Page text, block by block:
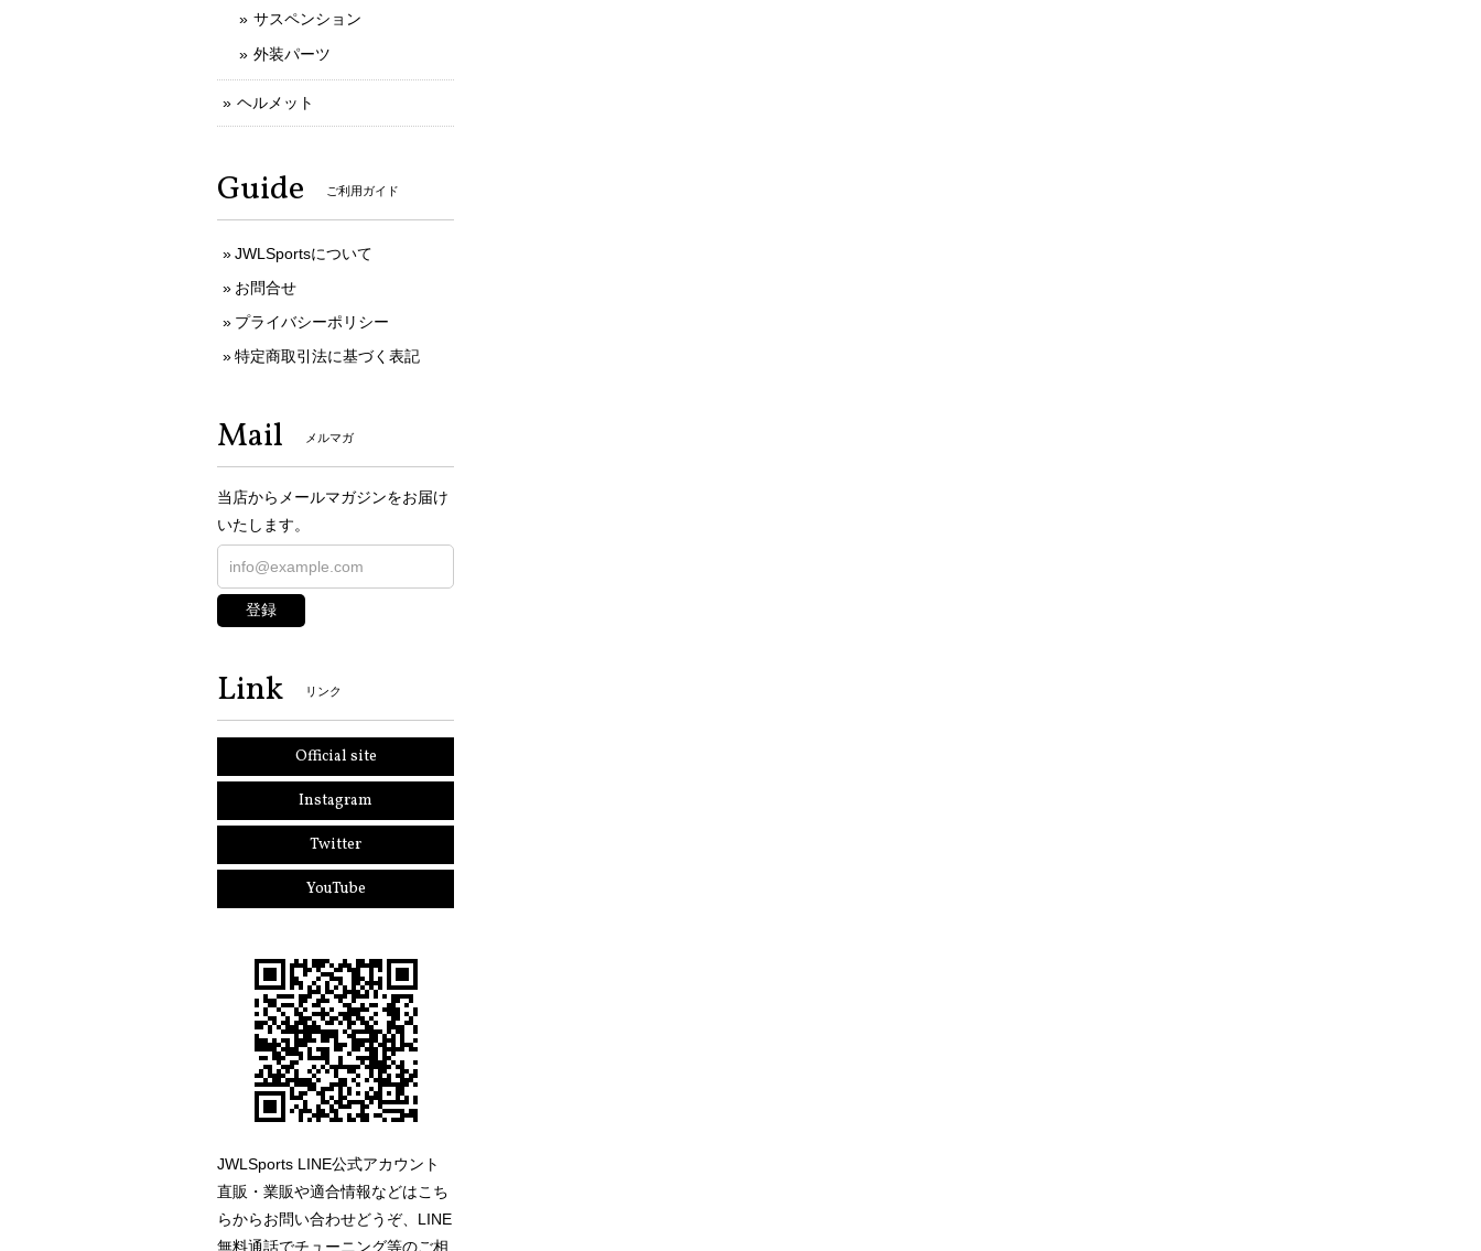
サスペンション
外装パーツ
ヘルメット
Guide ご利用ガイド
JWLSportsについて
お問合せ
プライバシーポリシー
特定商取引法に基づく表記
Mail メルマガ
当店からメールマガジンをお届け
いたします。
登録
Link リンク
Official site
Instagram
Twitter
YouTube
JWLSports LINE公式アカウント
直販・業販や適合情報などはこち
らからお問い合わせどうぞ、LINE
無料通話でチューニング等のご相